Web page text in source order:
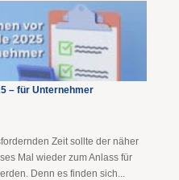
– für Unternehmer
Zeit sollte der näher
Mal wieder zum Anlass für
Denn es finden sich...